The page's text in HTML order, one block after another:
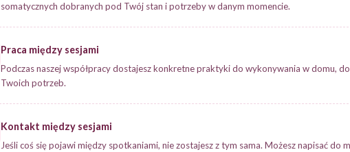
somatycznych dobranych pod Twój stan i potrzeby w danym momencie.
Praca między sesjami
Podczas naszej współpracy dostajesz konkretne praktyki do wykonywania w domu,
Twoich potrzeb.
Kontakt między sesjami
Jeśli coś się pojawi między spotkaniami, nie zostajesz z tym sama. Możesz napisać do